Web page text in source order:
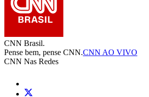
CNN Brasil.
Pense bem, pense CNN.CNN AO VIVO
CNN Nas Redes